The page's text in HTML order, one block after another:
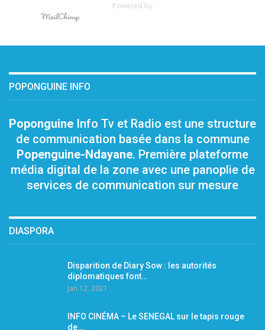
Powered by
POPONGUINE INFO
Poponguine Info Tv et Radio est une structure
de communication basée dans la commune
Popenguine-Ndayane. Première plateforme
média digital de la zone avec une panoplie de
services de communication sur mesure
DIASPORA
Disparition de Diary Sow : les autorités
diplomatiques font…
Jan 12, 2021
INFO CINÉMA – Le SENEGAL sur le tapis rouge
de…